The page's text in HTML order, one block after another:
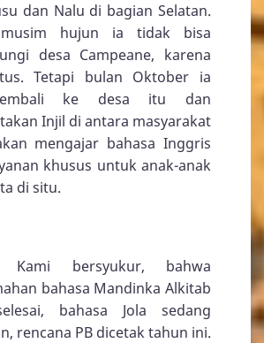
dan Nalu di bagian Selatan.
musim hujun ia tidak bisa
desa Campeane, karena
Tetapi bulan Oktober ia
ke desa itu dan
Injil di antara masyarakat
mengajar bahasa Inggris
khusus untuk anak-anak
di situ.
Kami bersyukur, bahwa
bahasa Mandinka Alkitab
bahasa Jola sedang
rencana PB dicetak tahun ini.